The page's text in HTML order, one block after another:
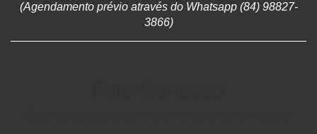
(Agendamento prévio através do Whatsapp (84) 98827-
3866)